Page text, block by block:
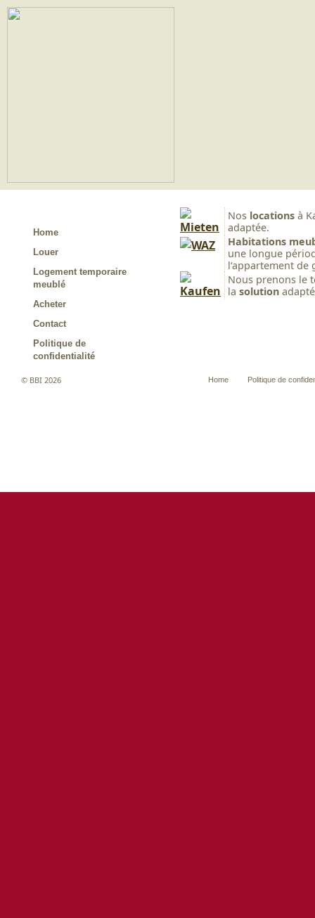
Home
Louer
Logement temporaire
meublé
Acheter
Contact
Politique de
confidentialité
Nos locations à
adaptée.
Habitations
une longue
l‘appartement
Nous prenons le
la solution
© BBI 2026 Home Politique de